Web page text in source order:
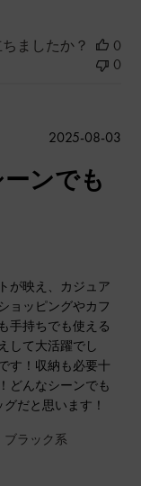
ましたか？
0
0
ンでも
が映え、カジュア
ョッピングやカフ
手持ちでも使える
して大活躍でし
す！収納も必要十
どんなシーンでも
だと思います！
ブラック系
公
2025-08-03